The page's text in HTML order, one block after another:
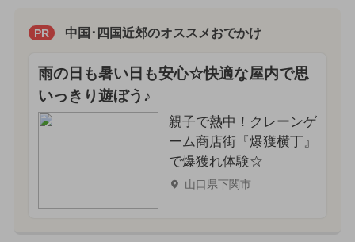
PR 中国･四国近郊のオススメおでかけ
雨の日も暑い日も安心☆快適な屋内で思
いっきり遊ぼう♪
親子で熱中！クレーンゲ
ーム商店街『爆獲横丁』
で爆獲れ体験☆
山口県下関市